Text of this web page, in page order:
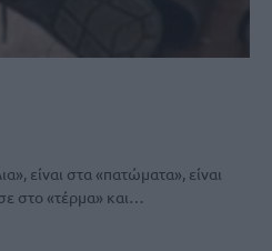
είναι στα «πατώματα», είναι
στο «τέρμα» και…